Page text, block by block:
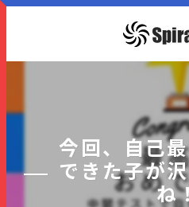
今回、自己
できた子が
ね